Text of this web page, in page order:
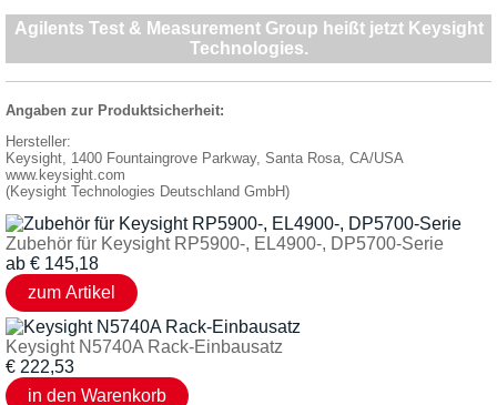
Agilents Test & Measurement Group heißt jetzt Keysight
Technologies.
Angaben zur Produktsicherheit:
Hersteller:
Keysight, 1400 Fountaingrove Parkway, Santa Rosa, CA/USA
www.keysight.com
(Keysight Technologies Deutschland GmbH)
Zubehör für Keysight RP5900-, EL4900-, DP5700-Serie
ab € 145,18
Keysight N5740A Rack-Einbausatz
€ 222,53